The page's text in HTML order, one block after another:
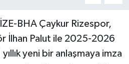
BHA Çaykur Rizespor,
İlhan Palut ile 2025-2026
yeni bir anlaşmaya imza